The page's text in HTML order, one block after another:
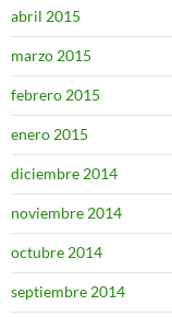
abril 2015
marzo 2015
febrero 2015
enero 2015
diciembre 2014
noviembre 2014
octubre 2014
septiembre 2014